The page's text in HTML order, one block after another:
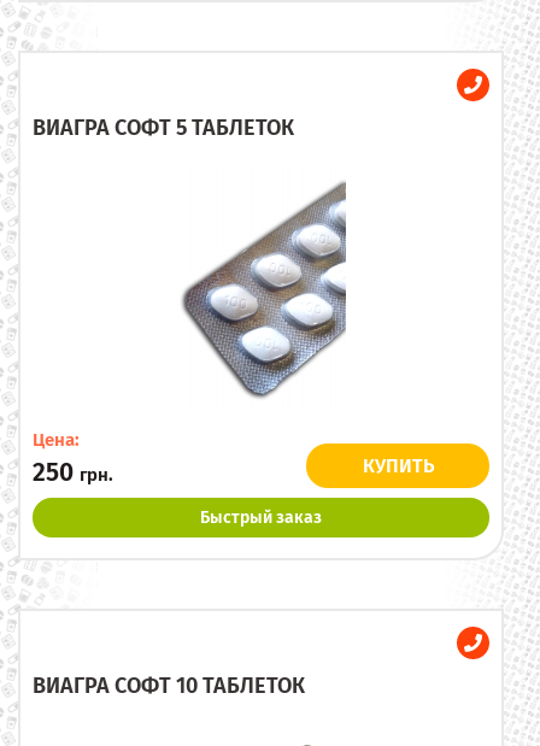
ВИАГРА СОФТ 5 ТАБЛЕТОК
Цена:
250 грн. КУПИТЬ
Быстрый заказ
ВИАГРА СОФТ 10 ТАБЛЕТОК